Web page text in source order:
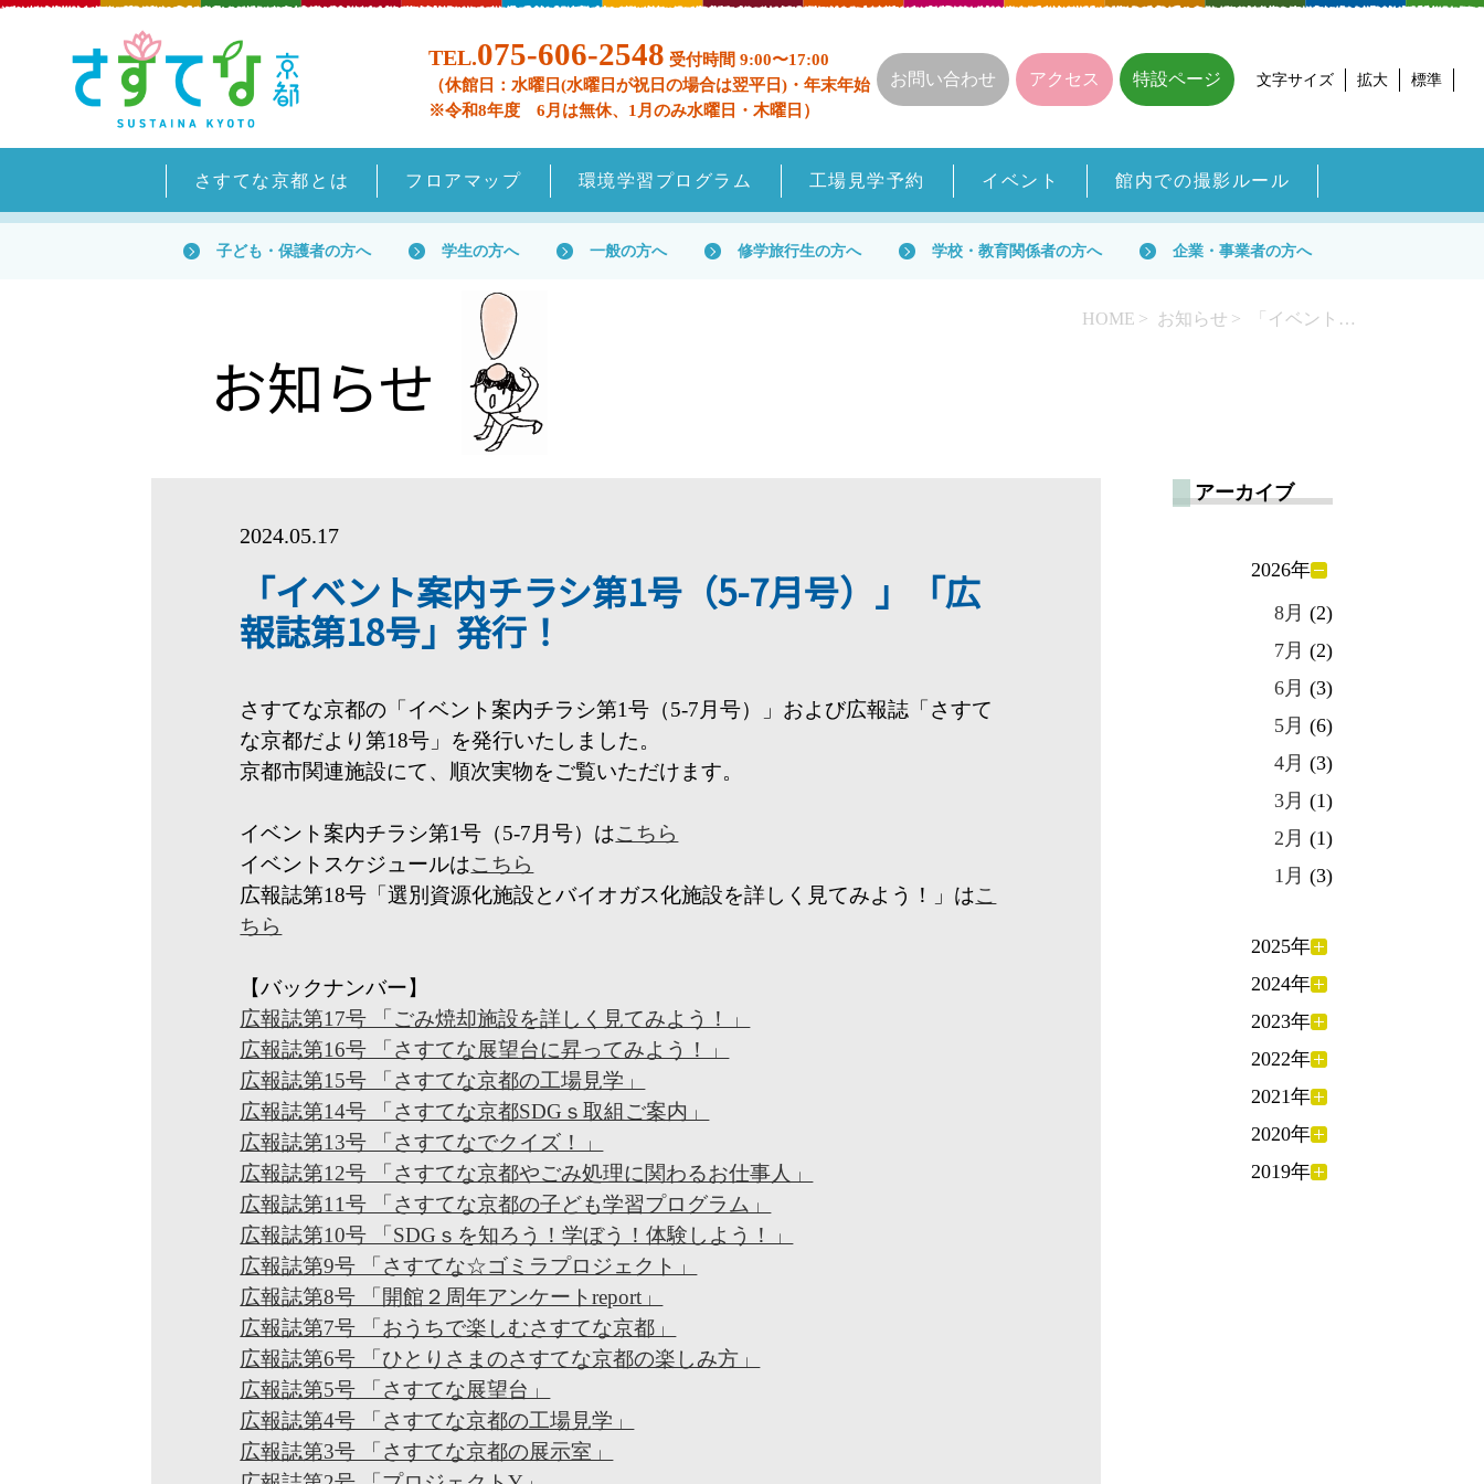
TEL.075-606-2548 受付時間 9:00〜17:00
（休館日：水曜日(水曜日が祝日の場合は翌平日)・年末年始
※令和8年度 6月は無休、1月のみ水曜日・木曜日）
お問い合わせ アクセス 特設ページ 文字サイズ 拡大 標準
さすてな京都とは フロアマップ 環境学習プログラム 工場見学予約 イベント 館内での撮影ルール
子ども・保護者の方へ 学生の方へ 一般の方へ 修学旅行生の方へ 学校・教育関係者の方へ 企業・事業者の方へ
HOME お知らせ 「イベント案内チラシ第1号（5-7月号）」「広報誌第18号」発行！
お知らせ
2024.05.17
「イベント案内チラシ第1号（5-7月号）」「広
報誌第18号」発行！
さすてな京都の「イベント案内チラシ第1号（5-7月号）」および広報誌「さすて
な京都だより第18号」を発行いたしました。
京都市関連施設にて、順次実物をご覧いただけます。
イベント案内チラシ第1号（5-7月号）はこちら
イベントスケジュールはこちら
広報誌第18号「選別資源化施設とバイオガス化施設を詳しく見てみよう！」はこ
ちら
【バックナンバー】
広報誌第17号 「ごみ焼却施設を詳しく見てみよう！」
広報誌第16号 「さすてな展望台に昇ってみよう！」
広報誌第15号 「さすてな京都の工場見学」
広報誌第14号 「さすてな京都SDGｓ取組ご案内」
広報誌第13号 「さすてなでクイズ！」
広報誌第12号 「さすてな京都やごみ処理に関わるお仕事人」
広報誌第11号 「さすてな京都の子ども学習プログラム」
広報誌第10号 「SDGｓを知ろう！学ぼう！体験しよう！」
広報誌第9号 「さすてな☆ゴミラプロジェクト」
広報誌第8号 「開館２周年アンケートreport」
広報誌第7号 「おうちで楽しむさすてな京都」
広報誌第6号 「ひとりさまのさすてな京都の楽しみ方」
広報誌第5号 「さすてな展望台」
広報誌第4号 「さすてな京都の工場見学」
広報誌第3号 「さすてな京都の展示室」
アーカイブ
2026年
8月 (2)
7月 (2)
6月 (3)
5月 (6)
4月 (3)
3月 (1)
2月 (1)
1月 (3)
2025年
2024年
2023年
2022年
2021年
2020年
2019年